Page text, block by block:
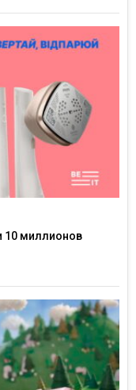
10 миллионов